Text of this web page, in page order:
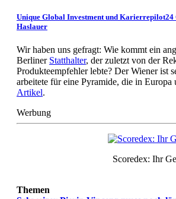
Unique Global Investment und
Haslauer
Wir haben uns gefragt: Wie kommt ein
Berliner Statthalter, der zuletzt von der
Produkteempfehler lebte? Der Wiener ist
arbeitete für eine Pyramide, die in
Artikel.
Werbung
Scoredex: Ihr
Themen